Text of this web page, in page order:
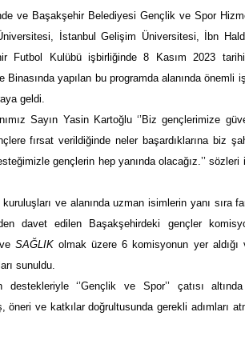
ve Başakşehir Belediyesi Gençlik ve Spor
İstanbul Gelişim Üniversitesi, İbn
Kulübü işbirliğinde 8 Kasım 2023
Binasında yapılan bu programda alanında önemli
geldi.
Sayın Yasin Kartoğlu ‘’Biz gençlerimize
fırsat verildiğinde neler başardıklarına biz
gençlerin hep yanında olacağız.’’ sözleri
ve alanında uzman isimlerin yanı sıra
davet edilen Başakşehirdeki gençler
SAĞLIKolmak üzere 6 komisyonun yer aldığı
sunuldu.
‘’Gençlik ve Spor’’ çatısı
ve katkılar doğrultusunda gerekli adımları